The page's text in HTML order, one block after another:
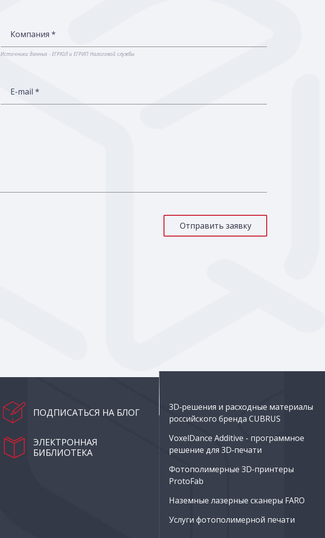
Компания *
Источники данных - ЕГРЮЛ и ЕГРИП Налоговой службы
E-mail *
ПОДПИСАТЬСЯ НА БЛОГ
ЭЛЕКТРОННАЯ
БИБЛИОТЕКА
3D‑решения и расходные материалы
российского бренда CUBRUS
VoxelDance Additive - программное
решение для 3D‑печати
Фотополимерные 3D‑принтеры
ProtoFab
Наземные лазерные сканеры FARO
Услуги фотополимерной печати